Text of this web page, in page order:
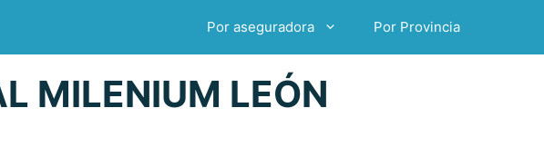
Por aseguradora Por Provincia
MILENIUM LEÓN